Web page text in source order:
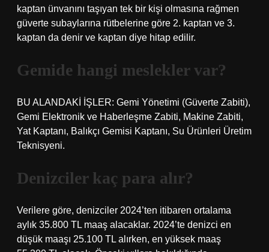
kaptan ünvanını taşıyan tek bir kişi olmasına rağmen
güverte subaylarına rütbelerine göre 2. kaptan ve 3.
kaptan da denir ve kaptan diye hitap edilir.
Gemide hangi meslekler var?
BU ALANDAKİ İŞLER: Gemi Yönetimi (Güverte Zabiti),
Gemi Elektronik ve Haberleşme Zabiti, Makine Zabiti,
Yat Kaptanı, Balıkçı Gemisi Kaptanı, Su Ürünleri Üretim
Teknisyeni.
Denizciler kaç para alır?
Verilere göre, denizciler 2024’ten itibaren ortalama
aylık 35.800 TL maaş alacaklar. 2024’te denizci en
düşük maaşı 25.100 TL alırken, en yüksek maaş